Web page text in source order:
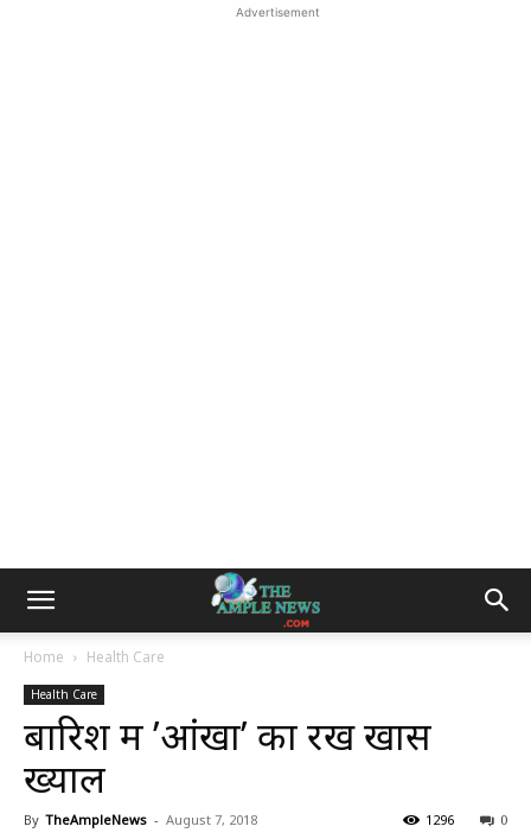
Advertisement
Home Health Care
Health Care
बारिश में ’आंखों’ का रखें खास
ख्याल
By TheAmpleNews - August 7, 2018 0
1296